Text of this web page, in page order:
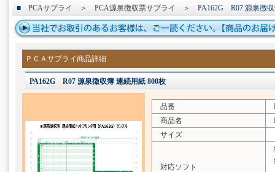
■ PCAサプライ ＞ PCA源泉徴収票サプライ ＞ PA162G R07 源泉徴
ＰＣＡサプライ商品詳細
PA162G R07 源泉徴収簿 連続用紙 800枚
品番
商品名
サイズ
対応ソフト